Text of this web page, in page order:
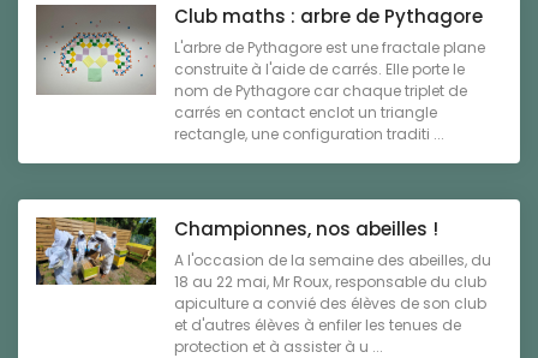
Club maths : arbre de Pythagore
L'arbre de Pythagore est une fractale plane
construite à l'aide de carrés. Elle porte le
nom de Pythagore car chaque triplet de
carrés en contact enclot un triangle
rectangle, une configuration traditi ...
Championnes, nos abeilles !
A l'occasion de la semaine des abeilles, du
18 au 22 mai, Mr Roux, responsable du club
apiculture a convié des élèves de son club
et d'autres élèves à enfiler les tenues de
protection et à assister à u ...